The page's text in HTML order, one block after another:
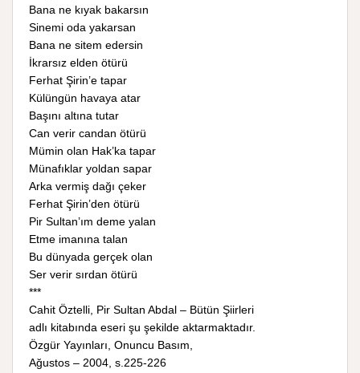
Bana ne kıyak bakarsın
Sinemi oda yakarsan
Bana ne sitem edersin
İkrarsız elden ötürü
Ferhat Şirin’e tapar
Külüngün havaya atar
Başını altına tutar
Can verir candan ötürü
Mümin olan Hak’ka tapar
Münafıklar yoldan sapar
Arka vermiş dağı çeker
Ferhat Şirin’den ötürü
Pir Sultan’ım deme yalan
Etme imanına talan
Bu dünyada gerçek olan
Ser verir sırdan ötürü
***
Cahit Öztelli, Pir Sultan Abdal – Bütün Şiirleri
adlı kitabında eseri şu şekilde aktarmaktadır.
Özgür Yayınları, Onuncu Basım,
Ağustos – 2004, s.225-226